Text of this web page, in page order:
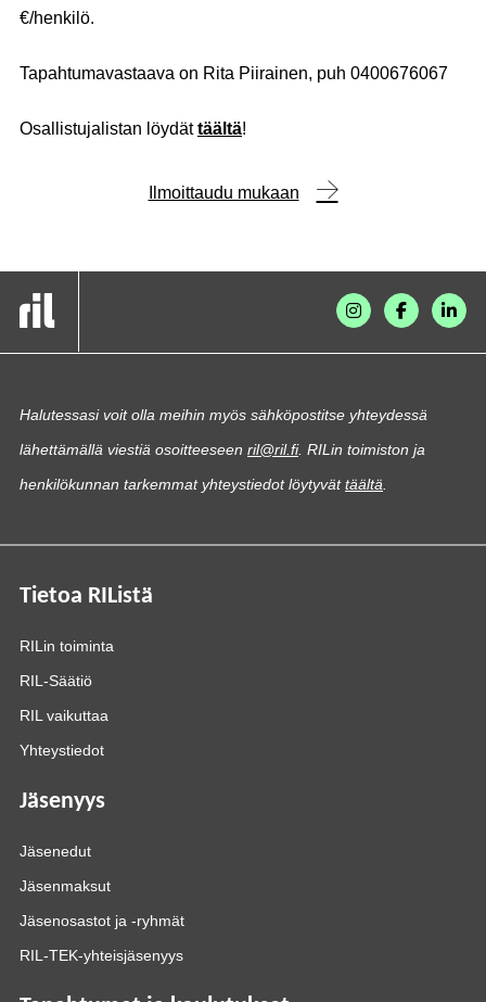
€/henkilö.
Tapahtumavastaava on Rita Piirainen, puh 0400676067
Osallistujalistan löydättäältä!
Ilmoittaudu mukaan
Halutessasi voit olla meihin myös sähköpostitse yhteydessä
lähettämällä viestiä osoitteeseen ril@ril.fi. RILin toimiston ja
henkilökunnan tarkemmat yhteystiedot löytyvättäältä
Tietoa RIListä
RILin toiminta
RIL-Säätiö
RIL vaikuttaa
Yhteystiedot
Jäsenyys
Jäsenedut
Jäsenmaksut
Jäsenosastot ja -ryhmät
RIL-TEK-yhteisjäsenyys